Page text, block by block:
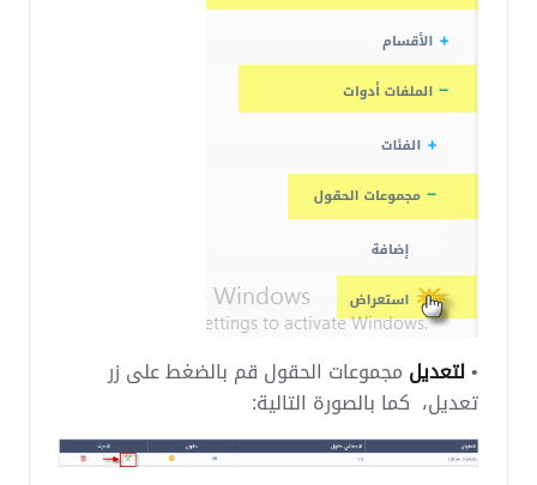
•لتعديل مجموعات الحقول قم بالضغط على زر
تعديل، كما بالصورة التالية: